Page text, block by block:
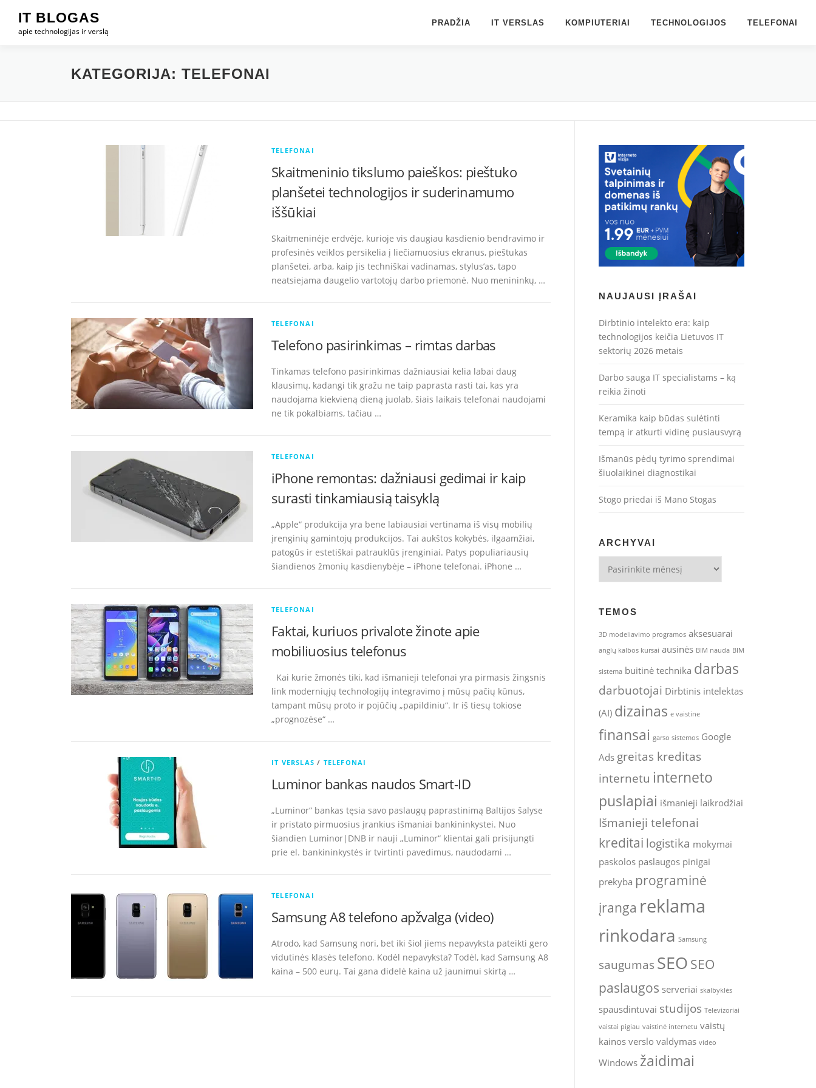
turinio
IT BLOGAS
apie technologijas ir verslą
PRADŽIA IT VERSLAS KOMPIUTERIAI TECHNOLOGIJOS TELEFONAI
KATEGORIJA: TELEFONAI
TELEFONAI
Skaitmeninio tikslumo paieškos: pieštuko
planšetei technologijos ir suderinamumo
iššūkiai
Skaitmeninėje erdvėje, kurioje vis daugiau kasdienio bendravimo ir
profesinės veiklos persikelia į liečiamuosius ekranus, pieštukas
planšetei, arba, kaip jis techniškai vadinamas, stylus’as, tapo
neatsiejama daugelio vartotojų darbo priemonė. Nuo menininkų, …
TELEFONAI
Telefono pasirinkimas – rimtas darbas
Tinkamas telefono pasirinkimas dažniausiai kelia labai daug
klausimų, kadangi tik gražu ne taip paprasta rasti tai, kas yra
naudojama kiekvieną dieną juolab, šiais laikais telefonai naudojami
ne tik pokalbiams, tačiau …
TELEFONAI
iPhone remontas: dažniausi gedimai ir kaip
surasti tinkamiausią taisyklą
„Apple“ produkcija yra bene labiausiai vertinama iš visų mobilių
įrenginių gamintojų produkcijos. Tai aukštos kokybės, ilgaamžiai,
patogūs ir estetiškai patrauklūs įrenginiai. Patys populiariausių
šiandienos žmonių kasdienybėje – iPhone telefonai. iPhone …
TELEFONAI
Faktai, kuriuos privalote žinote apie
mobiliuosius telefonus
Kai kurie žmonės tiki, kad išmanieji telefonai yra pirmasis žingsnis
link moderniųjų technologijų integravimo į mūsų pačių kūnus,
tampant mūsų proto ir pojūčių „papildiniu“. Ir iš tiesų tokiose
„prognozėse“ …
IT VERSLAS / TELEFONAI
Luminor bankas naudos Smart-ID
„Luminor“ bankas tęsia savo paslaugų paprastinimą Baltijos šalyse
ir pristato pirmuosius įrankius išmaniai bankininkystei. Nuo
šiandien Luminor|DNB ir nauji „Luminor“ klientai gali prisijungti
prie el. bankininkystės ir tvirtinti pavedimus, naudodami …
TELEFONAI
Samsung A8 telefono apžvalga (video)
Atrodo, kad Samsung nori, bet iki šiol jiems nepavyksta pateikti gero
vidutinės klasės telefono. Kodėl nepavyksta? Todėl, kad Samsung A8
kaina – 500 eurų. Tai gana didelė kaina už jaunimui skirtą …
NAUJAUSI ĮRAŠAI
Dirbtinio intelekto era: kaip
technologijos keičia Lietuvos IT
sektorių 2026 metais
Darbo sauga IT specialistams – ką
reikia žinoti
Keramika kaip būdas sulėtinti
tempą ir atkurti vidinę pusiausvyrą
Išmanūs pėdų tyrimo sprendimai
šiuolaikinei diagnostikai
Stogo priedai iš Mano Stogas
ARCHYVAI
TEMOS
3D modeliavimo programos aksesuarai
anglų kalbos kursai ausinės BIM nauda BIM
sistema buitinė technika darbas
darbuotojai Dirbtinis intelektas
(AI) dizainas e vaistine
finansai garso sistemos Google
Ads greitas kreditas
internetu interneto
puslapiai išmanieji laikrodžiai
Išmanieji telefonai
kreditai logistika mokymai
paskolos paslaugos pinigai
prekyba programinė
įranga reklama
rinkodara Samsung
saugumas SEO SEO
paslaugos serveriai skalbyklės
spausdintuvai studijos Televizoriai
vaistai pigiau vaistinė internetu vaistų
kainosverslo valdymas video
Windows žaidimai